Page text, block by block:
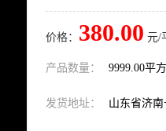
价格： 380.00 元/
产品数量： 9999.00平
发货地址： 山东省济